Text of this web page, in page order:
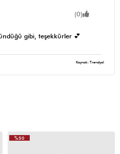
(0)
gibi, teşekkürler 💕
Kaynak: Trendyol
%50